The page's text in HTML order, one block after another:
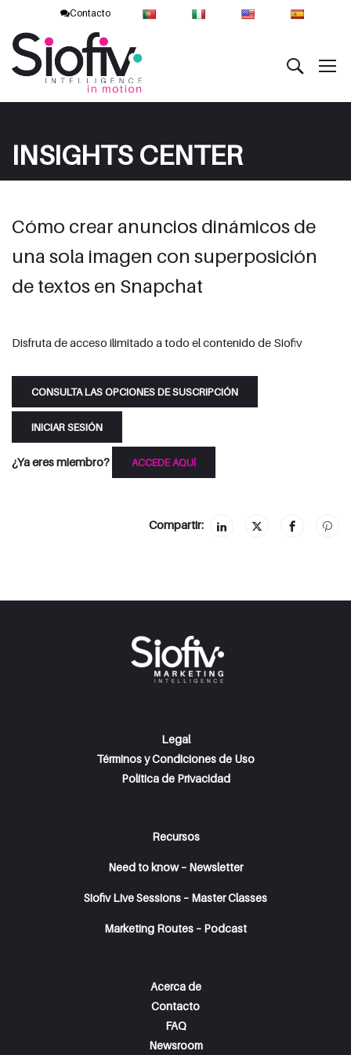
Contacto
INSIGHTS CENTER
Cómo crear anuncios dinámicos de
una sola imagen con superposición
de textos en Snapchat
Disfruta de acceso ilimitado a todo el contenido de Siofiv
CONSULTA LAS OPCIONES DE SUSCRIPCIÓN
INICIAR SESIÓN
¿Ya eres miembro? ACCEDE AQUÍ
Compartir:
Legal
Términos y Condiciones de Uso
Política de Privacidad
Recursos
Need to know – Newsletter
Siofiv Live Sessions – Master Classes
Marketing Routes – Podcast
Acerca de
Contacto
FAQ
Newsroom